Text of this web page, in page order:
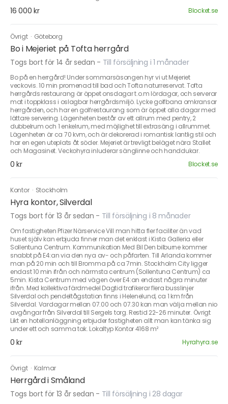
16 000 kr Blocket.se
Övrigt · Göteborg
Bo i Mejeriet på Tofta herrgård
Togs bort för 14 år sedan - Till försäljning i 1 månader
Bo på en herrgård! Under sommarsäsongen hyr vi ut Mejeriet
veckovis. 10 min promenad till bad och Tofta naturreservat. Tofta
herrgårds restaurang är öppet onsdagar t.o.m lördagar, och serverar
mat i toppklass i oslagbar herrgårdsmiljö. Lycke golfbana omkransar
herrgården, och har en golfrestaurang som är öppet alla dagar med
lättare servering. Lägenheten består av ett allrum med pentry, 2
dubbelrum och 1 enkelrum, med möjlighet till extrasäng i allrummet.
Lägenheten är ca 70 kvm, och är dekorerad i romantisk lantlig stil och
har en egen uteplats åt söder. Mejeriet är trevligt beläget nära Stallet
och Magasinet. Veckohyra inluderar sänglinne och handdukar.
0 kr Blocket.se
Kontor · Stockholm
Hyra kontor, Silverdal
Togs bort för 13 år sedan - Till försäljning i 8 månader
Om fastigheten Pfizer Närservice Vill man hitta fler faciliter än vad
huset själv kan erbjuda finner man det enklast i Kista Galleria eller
Sollentuna Centrum. Kommunikation Med Bil Den bilburne kommer
snabbt på E4:an via den nya av- och påfarten. Till Arlanda kommer
man på 20 min och till Bromma på ca 7min. Stockholm City ligger
endast 10 min ifrån och närmsta centrum (Sollentuna Centrum) ca
5min. Kista Centrum med vägen över E4:an endast några minuter
ifrån. Med kollektiva färdmedel Dagtid trafikerar flera busslinjer
Silverdal och pendeltågstation finns i Helenelund, ca 1 km från
Silverdal. Vardagar mellan 07.00 och 07.30 kan man välja mellan nio
avgångar från Silverdal till Sergels torg. Restid 22-26 minuter. Övrigt
Likt en hotellanläggning erbjuder fastigheten allt man kan tänka sig
under ett och samma tak. Lokaltyp Kontor 4168 m²
0 kr Hyrahyra.se
Övrigt · Kalmar
Herrgård i Småland
Togs bort för 13 år sedan - Till försäljning i 28 dagar